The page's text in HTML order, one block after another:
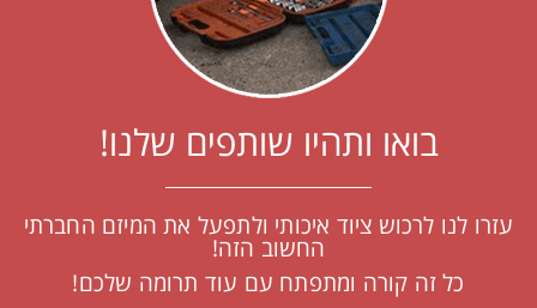
בואו ותהיו שותפים שלנו!
עזרו לנו לרכוש ציוד איכותי ולתפעל את המיזם החברתי
החשוב הזה!
כל זה קורה ומתפתח עם עוד תרומה שלכם!